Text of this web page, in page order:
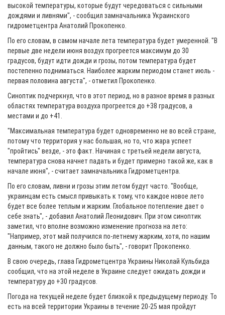
высокой температуры, которые будут чередоваться с сильными
дождями и ливнями", - сообщил замначальника Украинского
гидрометцентра Анатолий Прокопенко.
По его словам, в самом начале лета температура будет умеренной. "В
первые две недели июня воздух прогреется максимум до 30
градусов, будут идти дожди и грозы, потом температура будет
постепенно подниматься. Наиболее жарким периодом станет июль -
первая половина августа", - отметил Прокопенко.
Синоптик подчеркнул, что в этот период, но в разное время в разных
областях температура воздуха прогреется до +38 градусов, а
местами и до +41.
"Максимальная температура будет одновременно не во всей стране,
потому что территория у нас большая, но то, что жара успеет
"пройтись" везде, - это факт. Начиная с третьей недели августа,
температура снова начнет падать и будет примерно такой же, как в
начале июня", - считает замначальника Гидрометцентра.
По его словам, ливни и грозы этим летом будут часто. "Вообще,
украинцам есть смысл привыкать к тому, что каждое новое лето
будет все более теплым и жарким. Глобальное потепление дает о
себе знать", - добавил Анатолий Леонидович. При этом синоптик
заметил, что вполне возможно изменение прогноза на лето:
"Например, этот май получился по-летнему жарким, хотя, по нашим
данным, такого не должно было быть", - говорит Прокопенко.
В свою очередь, глава Гидрометцентра Украины Николай Кульбида
сообщил, что на этой неделе в Украине следует ожидать дожди и
температуру до +30 градусов.
Погода на текущей неделе будет близкой к предыдущему периоду. То
есть на всей территории Украины в течение 20-25 мая пройдут